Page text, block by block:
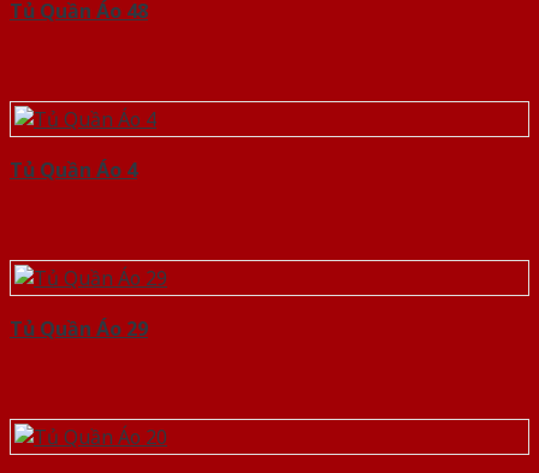
Tủ Quần Áo 48
Tủ Quần Áo 4
Tủ Quần Áo 29